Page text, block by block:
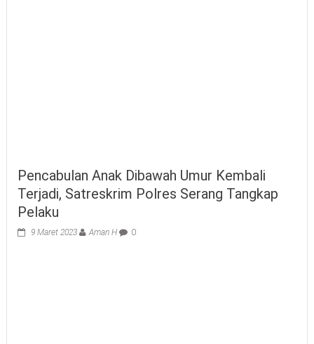
Pencabulan Anak Dibawah Umur Kembali
Terjadi, Satreskrim Polres Serang Tangkap
Pelaku
9 Maret 2023 Aman H 0